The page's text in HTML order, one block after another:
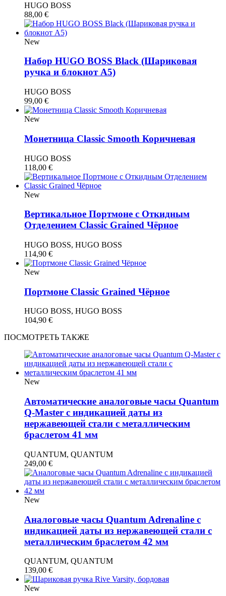
HUGO BOSS
88,00 €
New
Набор HUGO BOSS Black (Шариковая
ручка и блокнот A5)
HUGO BOSS
99,00 €
New
Монетница Classic Smooth Коричневая
HUGO BOSS
118,00 €
New
Вертикальное Портмоне с Откидным
Отделением Classic Grained Чёрное
HUGO BOSS, HUGO BOSS
114,90 €
New
Портмоне Classic Grained Чёрное
HUGO BOSS, HUGO BOSS
104,90 €
ПОСМОТРЕТЬ ТАКЖЕ
New
Автоматические аналоговые часы Quantum
Q-Master с индикацией даты из
нержавеющей стали с металлическим
браслетом 41 мм
QUANTUM, QUANTUM
249,00 €
New
Аналоговые часы Quantum Adrenaline с
индикацией даты из нержавеющей стали с
металлическим браслетом 42 мм
QUANTUM, QUANTUM
139,00 €
New